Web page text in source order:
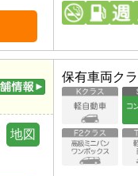
地図
保有車両ク